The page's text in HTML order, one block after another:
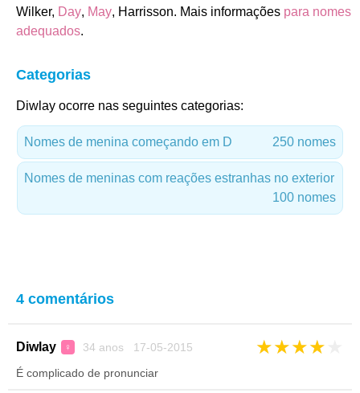
Wilker, Day, May, Harrisson. Mais informações para nomes
adequados.
Categorias
Diwlay ocorre nas seguintes categorias:
Nomes de menina começando em D 250 nomes
Nomes de meninas com reações estranhas no exterior
100 nomes
4 comentários
Diwlay ♀ 34 anos 17-05-2015 ★★★★
É complicado de pronunciar